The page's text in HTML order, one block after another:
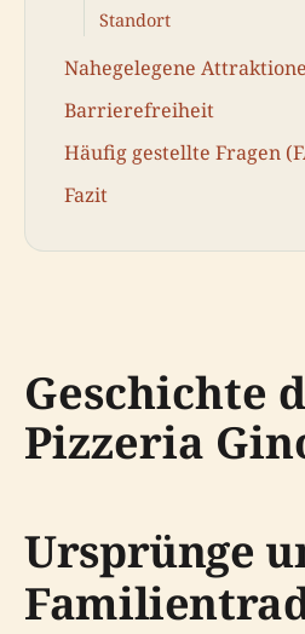
Standort
Nahegelegene
Barrierefreiheit
Häufig gestellte Fragen
Fazit
Geschichte
Pizzeria
Ursprünge